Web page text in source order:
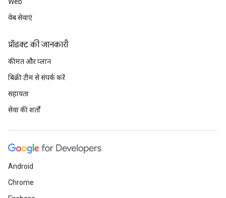
वेब सेवाएं
प्रॉडक्ट की जानकारी
कीमत और प्लान
बिक्री टीम से संपर्क करें
सहायता
सेवा की शर्तों
Android
Chrome